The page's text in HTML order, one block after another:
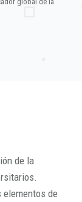
de la
elementos de